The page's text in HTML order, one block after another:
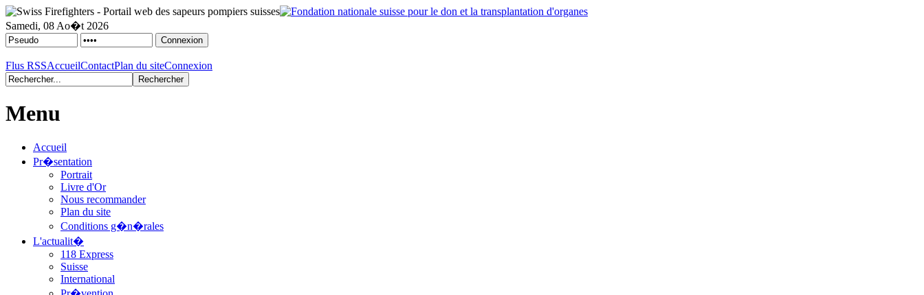
Samedi, 08 Ao�t 2026
Flus RSSAccueilContactPlan du siteConnexion
Menu
Accueil
Pr�sentation
Portrait
Livre d'Or
Nous recommander
Plan du site
Conditions g�n�rales
L'actualit�
118 Express
Suisse
International